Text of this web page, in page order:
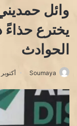
يخترع
الحوادث
Soumaya أكتوبر 3, 2020